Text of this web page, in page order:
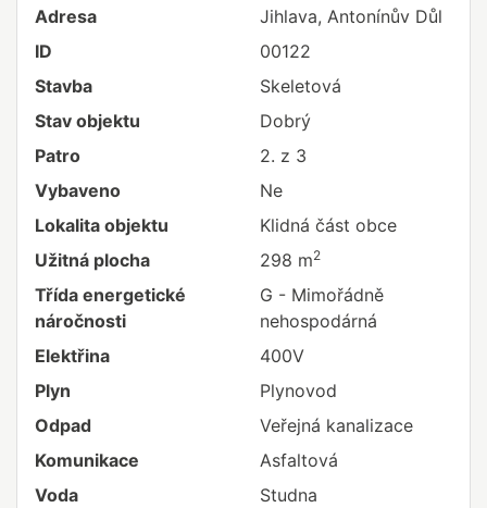
Adresa
Jihlava, Antonínův Důl
ID
00122
Stavba
Skeletová
Stav objektu
Dobrý
Patro
2. z 3
Vybaveno
Ne
Lokalita objektu
Klidná část obce
Užitná plocha
298 m2
Třída energetické
náročnosti
G - Mimořádně
nehospodárná
Elektřina
400V
Plyn
Plynovod
Odpad
Veřejná kanalizace
Komunikace
Asfaltová
Voda
Studna